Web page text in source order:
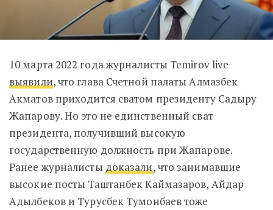
10 марта 2022 года журналисты Temirov live
выявили, что глава Счетной палаты Алмазбек
Акматов приходится сватом президенту Садыру
Жапарову.Но это не единственный сват
президента, получивший высокую
государственную должность при Жапарове.
Ранее журналисты доказали, что занимавшие
высокие посты Таштанбек Каймазаров, Айдар
Адылбеков и Турусбек Тумонбаев тоже